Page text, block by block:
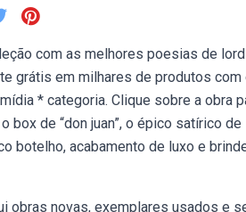
com as melhores poesias de
grátis em milhares de produtos
* categoria. Clique sobre a obra
box de “don juan”, o épico satírico
botelho, acabamento de luxo e
obras novas, exemplares usados e